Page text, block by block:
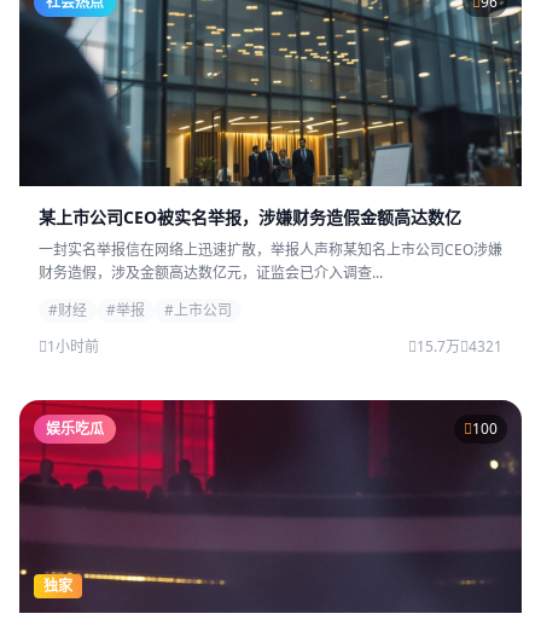
某上市公司CEO被实名举报，涉嫌财务造假金额高达数亿
一封实名举报信在网络上迅速扩散，举报人声称某知名上市公司CEO涉嫌
财务造假，涉及金额高达数亿元，证监会已介入调查...
#财经
#举报
#上市公司
1小时前
15.7万 4321
娱乐吃瓜 100
独家